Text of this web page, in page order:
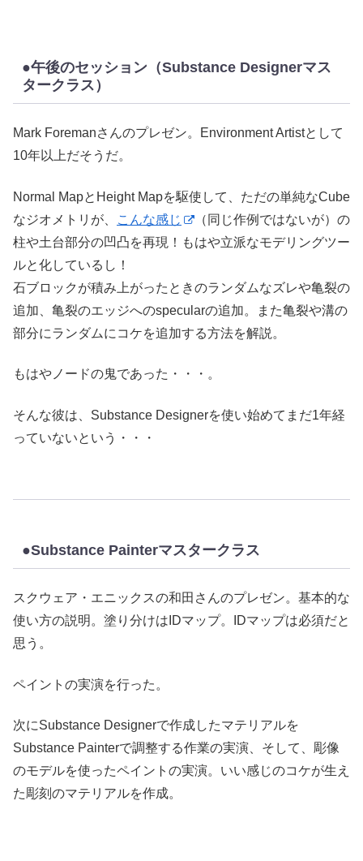
●午後のセッション（Substance Designerマス
タークラス）
Mark Foremanさんのプレゼン。Environment Artistとして
10年以上だそうだ。
Normal MapとHeight Mapを駆使して、ただの単純なCube
なジオメトリが、
こんな感じ
（同じ作例ではないが）の
柱や土台部分の凹凸を再現！もはや立派なモデリングツー
ルと化しているし！
石ブロックが積み上がったときのランダムなズレや亀裂の
追加、亀裂のエッジへのspecularの追加。また亀裂や溝の
部分にランダムにコケを追加する方法を解説。
もはやノードの鬼であった・・・。
そんな彼は、Substance Designerを使い始めてまだ1年経
っていないという・・・
●Substance Painterマスタークラス
スクウェア・エニックスの和田さんのプレゼン。基本的な
使い方の説明。塗り分けはIDマップ。IDマップは必須だと
思う。
ペイントの実演を行った。
次にSubstance Designerで作成したマテリアルを
Substance Painterで調整する作業の実演、そして、彫像
のモデルを使ったペイントの実演。いい感じのコケが生え
た彫刻のマテリアルを作成。